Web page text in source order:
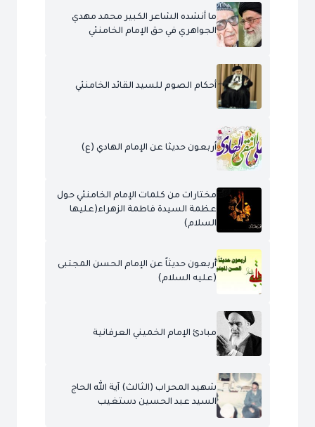
ما أنشده الشاعر الكبير محمد مهدي
الجواهري في حق الإمام الخامنئي
أحكام الصوم للسيد القائد الخامنئي
أربعون حديثا عن الإمام الهادي (ع)
مختارات من كلمات الإمام الخامنئي حول
عظمة السيدة فاطمة الزهراء(عليها
السلام)
أربعون حديثاً عن الإمام الحسن المجتبى
(عليه السلام)
مبادئ الإمام الخميني العرفانية
شهيد المحراب (الثالث) آية الله الحاج
السيد عبد الحسين دستغيب